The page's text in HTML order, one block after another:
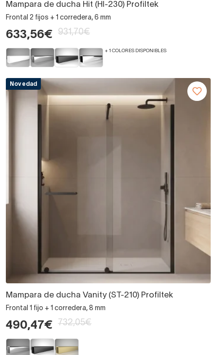
Mampara de ducha Hit (HI-230) Profiltek
Frontal 2 fijos + 1 corredera, 6 mm
633,56€ 931,70€
+ 1 COLORES DISPONIBLES
Novedad
Mampara de ducha Vanity (ST-210) Profiltek
Frontal 1 fijo + 1 corredera, 8 mm
490,47€ 732,05€